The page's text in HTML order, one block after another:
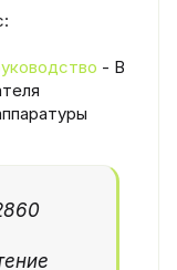
- В